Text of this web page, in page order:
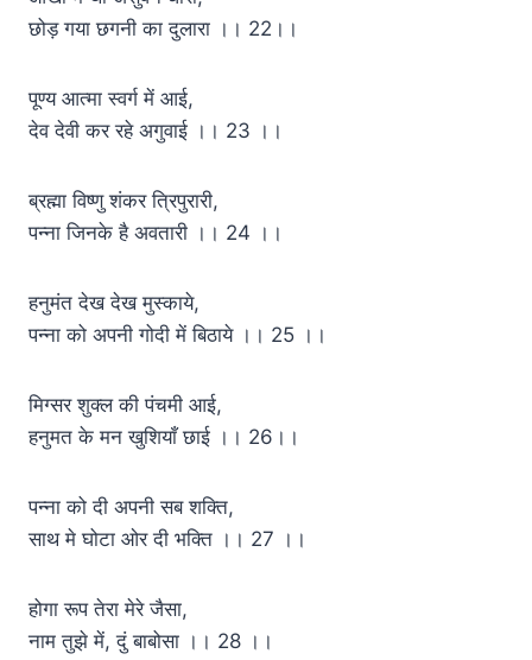
छोड़ गया छगनी का दुलारा ।। 22।।
पूण्य आत्मा स्वर्ग में आई,
देव देवी कर रहे अगुवाई ।। 23 ।।
ब्रह्मा विष्णु शंकर त्रिपुरारी,
पन्ना जिनके है अवतारी ।। 24 ।।
हनुमंत देख देख मुस्काये,
पन्ना को अपनी गोदी में बिठाये ।। 25 ।।
मिग्सर शुक्ल की पंचमी आई,
हनुमत के मन खुशियाँ छाई ।। 26।।
पन्ना को दी अपनी सब शक्ति,
साथ मे घोटा ओर दी भक्ति ।। 27 ।।
होगा रूप तेरा मेरे जैसा,
नाम तुझे में, दुं बाबोसा ।। 28 ।।